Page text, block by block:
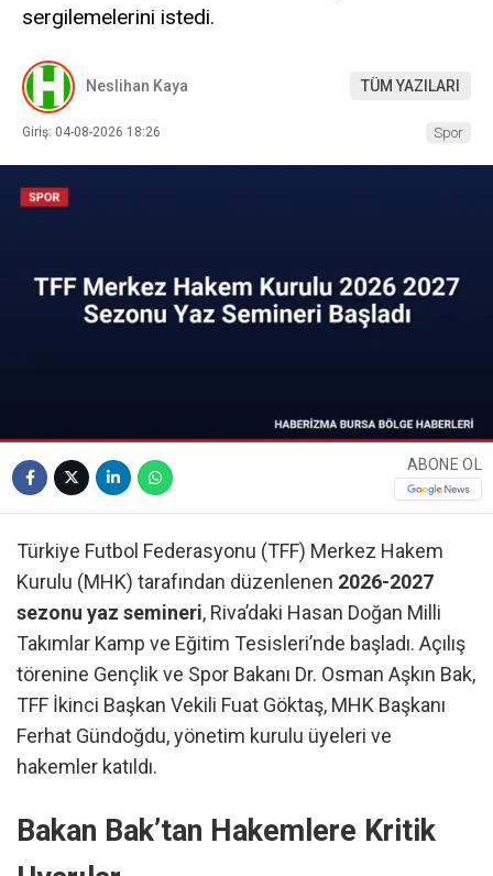
sergilemelerini istedi.
Neslihan Kaya TÜM YAZILARI
Giriş: 04-08-2026 18:26 Spor
ABONE OL
Türkiye Futbol Federasyonu (TFF) Merkez Hakem
Kurulu (MHK) tarafından düzenlenen 2026-2027
sezonu yaz semineri, Riva’daki Hasan Doğan Milli
Takımlar Kamp ve Eğitim Tesisleri’nde başladı. Açılış
törenine Gençlik ve Spor Bakanı Dr. Osman Aşkın Bak,
TFF İkinci Başkan Vekili Fuat Göktaş, MHK Başkanı
Ferhat Gündoğdu, yönetim kurulu üyeleri ve
hakemler katıldı.
Bakan Bak’tan Hakemlere Kritik